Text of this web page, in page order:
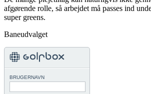
afgørende rolle, så arbejdet må passes ind
super greens.
Baneudvalget
BRUGERNAVN